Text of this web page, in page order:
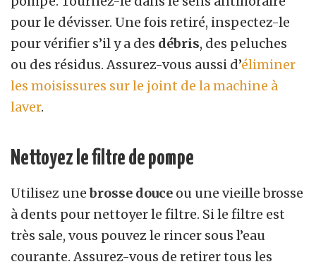
pour le dévisser. Une fois retiré, inspectez-le
pour vérifier s’il y a des débris, des peluches
ou des résidus. Assurez-vous aussi d’éliminer
les moisissures sur le joint de la machine à
laver.
Nettoyez le filtre de pompe
Utilisez unebrosse douce ou une vieille brosse
à dents pour nettoyer le filtre. Si le filtre est
très sale, vous pouvez le rincer sous l’eau
courante. Assurez-vous de retirer tous les